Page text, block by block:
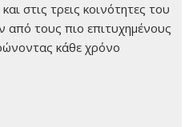
στις τρεις κοινότητες του
τους πιο επιτυχημένους
κάθε χρόνο